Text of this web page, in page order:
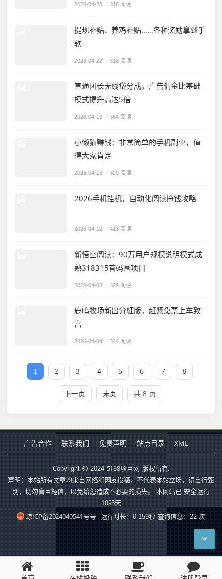
2026-04-28 / 318 阅读
提现补贴、养鸡补贴……各种奖励拿到手
软
2026-04-22 / 318 阅读
直通团长无线岱分成，广告佣金比基础
模式提升高达5倍
2026-04-19 / 354 阅读
小懒猫赚钱：非常简单的手机副业，值
得大家肯定
2026-04-16 / 329 阅读
2026手机挂机，自动化阅读挣钱攻略
2026-04-12 / 413 阅读
新悟空阅读：90万用户规模说明模式成
熟318315首码圈项目
2026-04-08 / 329 阅读
鹿鸣牧场新出分紅版，赶紧免票上车致
富
2026-04-04 / 344 阅读
1 2 3 4 5 6 7 8
下一页 末页 共 8 页
广告合作 联系我们 免责声明 站点目录 XML
Copyright 2024 5188项目网 版权所有.
声明：本站所有文章均来自网络和网友投稿，不代表本站立场，请自行甄
别，切勿盲目轻信，以免给您造成不必要的损失。 本网站已 安全运行
1095天
琼ICP备2024040541号号 运行时长：0.159秒 查询信息：22 次